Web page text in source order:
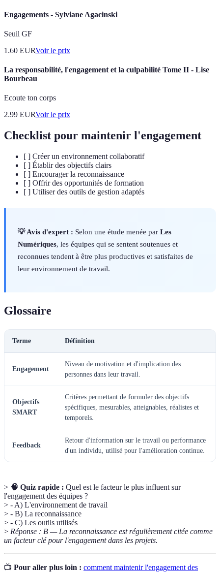
Engagements - Sylviane Agacinski
Seuil GF
1.60 EURVoir le prix
La responsabilité, l'engagement et la culpabilité Tome II - Lise
Bourbeau
Ecoute ton corps
2.99 EURVoir le prix
Checklist pour maintenir l'engagement
[ ] Créer un environnement collaboratif
[ ] Établir des objectifs clairs
[ ] Encourager la reconnaissance
[ ] Offrir des opportunités de formation
[ ] Utiliser des outils de gestion adaptés
💡 Avis d'expert : Selon une étude menée par Les
Numériques, les équipes qui se sentent soutenues et
reconnues tendent à être plus productives et satisfaites de
leur environnement de travail.
Glossaire
Terme Définition
Engagement
Niveau de motivation et d'implication des
personnes dans leur travail.
Objectifs
SMART
Critères permettant de formuler des objectifs
spécifiques, mesurables, atteignables, réalistes et
temporels.
Feedback
Retour d'information sur le travail ou performance
d'un individu, utilisé pour l'amélioration continue.
> 🧠 Quiz rapide : Quel est le facteur le plus influent sur
l'engagement des équipes ?
> - A) L'environnement de travail
> - B) La reconnaissance
> - C) Les outils utilisés
> Réponse : B — La reconnaissance est régulièrement citée comme
un facteur clé pour l'engagement dans les projets.
📺 Pour aller plus loin : comment maintenir l'engagement des